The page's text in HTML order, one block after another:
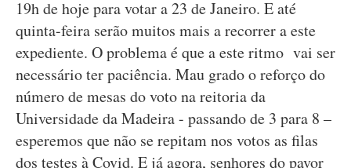
19h de hoje para votar a 23 de Janeiro. E até
quinta-feira serão muitos mais a recorrer a este
expediente. O problema é que a este ritmo vai ser
necessário ter paciência. Mau grado o reforço do
número de mesas do voto na reitoria da
Universidade da Madeira - passando de 3 para 8 –
esperemos que não se repitam nos votos as filas
dos testes à Covid. E já agora, senhores do pavor